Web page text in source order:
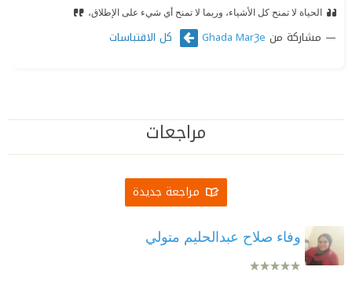
الحياة لا تمنح كل الأشياء، وربما لا تمنح أي شيء على الإطلاق،
مشاركة من Ghada MarȜe كل الاقتباسات
مراجعات
مراجعة جديدة
وفاء صلاح عبدالحليم متولي